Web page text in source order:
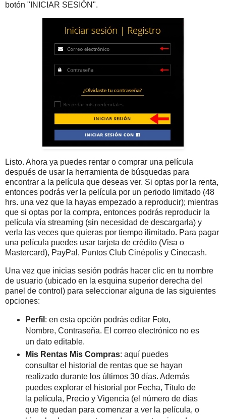
botón "INICIAR SESIÓN".
Listo. Ahora ya puedes rentar o comprar una película
después de usar la herramienta de búsquedas para
encontrar a la película que deseas ver. Si optas por la renta,
entonces podrás ver la película por un periodo limitado (48
hrs. una vez que la hayas empezado a reproducir); mientras
que si optas por la compra, entonces podrás reproducir la
película vía streaming (sin necesidad de descargarla) y
verla las veces que quieras por tiempo ilimitado. Para pagar
una película puedes usar tarjeta de crédito (Visa o
Mastercard), PayPal, Puntos Club Cinépolis y Cinecash.
Una vez que inicias sesión podrás hacer clic en tu nombre
de usuario (ubicado en la esquina superior derecha del
panel de control) para seleccionar alguna de las siguientes
opciones:
Perfil : en esta opción podrás editar Foto,
Nombre, Contraseña. El correo electrónico no es
un dato editable.
Mis Rentas Mis Compras: aquí puedes
consultar el historial de rentas que se hayan
realizado durante los últimos 30 días. Además
puedes explorar el historial por Fecha, Título de
la película, Precio y Vigencia (el número de días
que te quedan para comenzar a ver la película, o